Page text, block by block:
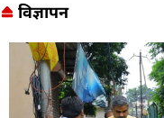
विज्ञापन